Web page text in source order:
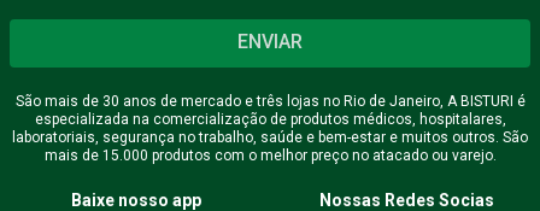
ENVIAR
São mais de 30 anos de mercado e três lojas no Rio de Janeiro, A BISTURI é
especializada na comercialização de produtos médicos, hospitalares,
laboratoriais, segurança no trabalho, saúde e bem-estar e muitos outros. São
mais de 15.000 produtos com o melhor preço no atacado ou varejo.
Baixe nosso app Nossas Redes Socias